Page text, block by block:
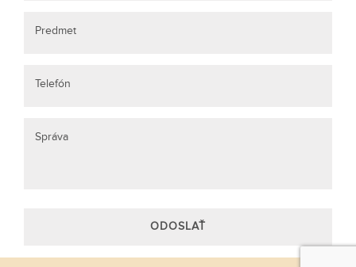
Predmet
Telefón
Správa
ODOSLAŤ